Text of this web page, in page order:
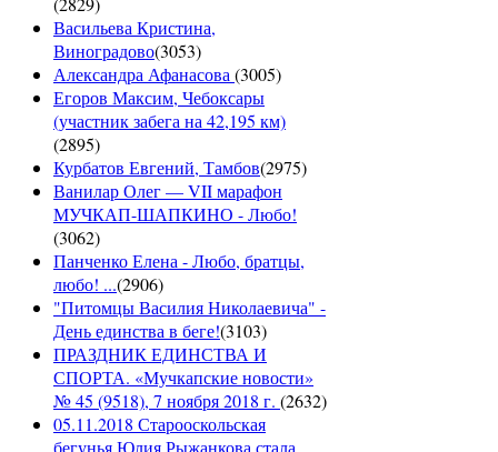
Васильева Кристина,
Виноградово(3053)
Александра Афанасова(3005)
Егоров Максим, Чебоксары
(участник забега на 42,195 км)
(2895)
Курбатов Евгений, Тамбов(2975)
Ванилар Олег — VII марафон
МУЧКАП-ШАПКИНО - Любо!
(3062)
Панченко Елена - Любо, братцы,
любо! ...(2906)
"Питомцы Василия Николаевича" -
День единства в беге!(3103)
ПРАЗДНИК ЕДИНСТВА И
СПОРТА. «Мучкапские новости»
№ 45 (9518), 7 ноября 2018 г. (2632)
05.11.2018 Старооскольская